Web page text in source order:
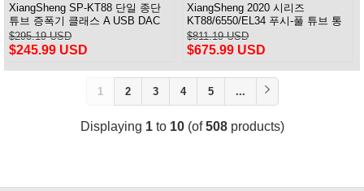
XiangSheng SP-KT88 단일 종단
튜브 증폭기 클래스 A USB DAC
MM 포노 헤드폰 Bluetooth
$295.19 USD
$245.99 USD
XiangSheng 2020 시리즈
KT88/6550/EL34 푸시-풀 튜브 통
합 앰프, HIFI 무손실 블루투스 포
함
$811.19 USD
$675.99 USD
1 2 3 4 5 ...
Displaying 1to 10(of508products)